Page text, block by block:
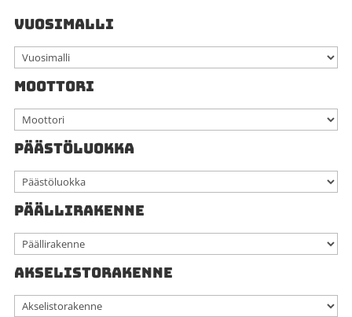
VUOSIMALLI
MOOTTORI
PÄÄSTÖLUOKKA
PÄÄLLIRAKENNE
AKSELISTORAKENNE